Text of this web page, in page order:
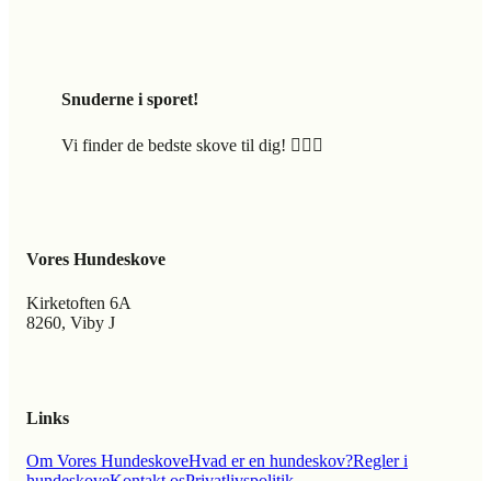
Snuderne i sporet!
Vi finder de bedste skove til dig! 🐕‍🦺🍃
Vores Hundeskove
Kirketoften 6A
8260, Viby J
Links
Om Vores HundeskoveHvad er en hundeskov?Regler i